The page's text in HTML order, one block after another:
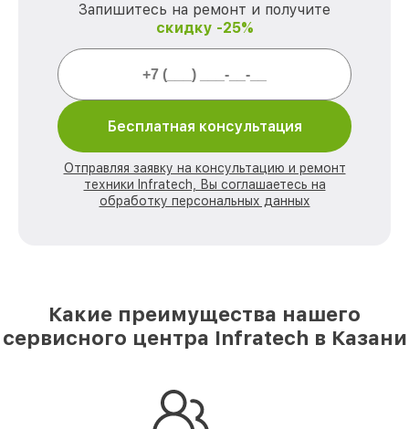
Запишитесь на ремонт и получите
скидку -25%
Бесплатная консультация
Отправляя заявку на консультацию и ремонт
техники Infratech, Вы соглашаетесь на
обработку персональных данных
Какие преимущества нашего
сервисного центра Infratech в Казани